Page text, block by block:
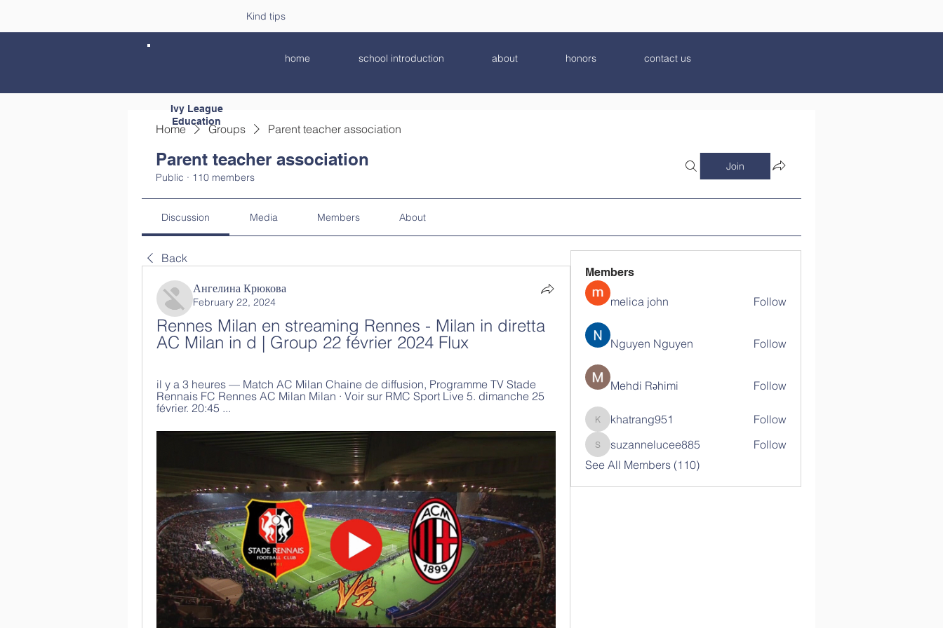
Kind tips
home school introduction about honors contact us
Home Groups Parent teacher association
Parent teacher association
Public · 110 members
Join
Discussion Media Members About
Back
Ангелина Крюкова
February 22, 2024
Rennes Milan en streaming Rennes - Milan in diretta
AC Milan in d | Group 22 février 2024 Flux
il y a 3 heures — Match AC Milan Chaine de diffusion, Programme TV Stade
Rennais FC Rennes AC Milan Milan · Voir sur RMC Sport Live 5. dimanche 25
février. 20:45 ...
Members
melica john Follow
Nguyen Nguyen Follow
Mehdi Rəhimi Follow
khatrang951
khatrang951 Follow
suzannelucee885
suzannelucee885
Follow
See All Members (110)
Ivy League
Education